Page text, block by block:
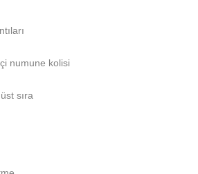
numune kolisi
sıra